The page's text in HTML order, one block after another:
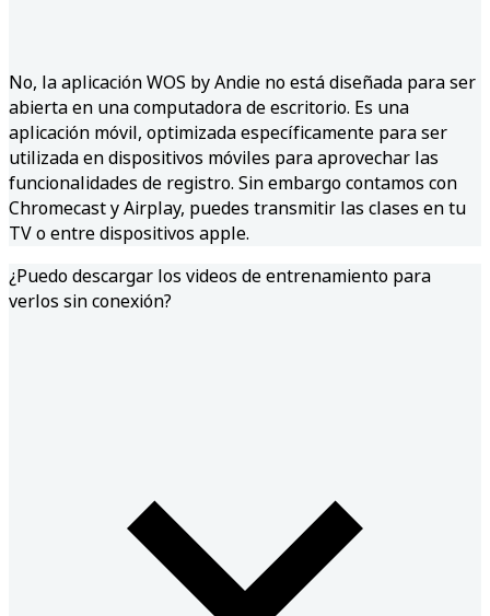
No, la aplicación WOS by Andie no está diseñada para ser
abierta en una computadora de escritorio. Es una
aplicación móvil, optimizada específicamente para ser
utilizada en dispositivos móviles para aprovechar las
funcionalidades de registro. Sin embargo contamos con
Chromecast y Airplay, puedes transmitir las clases en tu
TV o entre dispositivos apple.
¿Puedo descargar los videos de entrenamiento para
verlos sin conexión?